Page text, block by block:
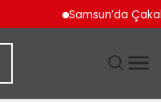
Samsun’da Çakallı